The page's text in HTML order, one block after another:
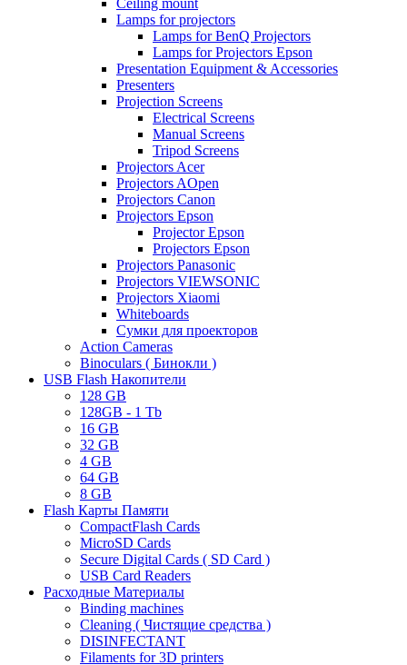
Ceiling mount
Lamps for projectors
Lamps for BenQ Projectors
Lamps for Projectors Epson
Presentation Equipment & Accessories
Presenters
Projection Screens
Electrical Screens
Manual Screens
Tripod Screens
Projectors Acer
Projectors AOpen
Projectors Canon
Projectors Epson
Projector Epson
Projectors Epson
Projectors Panasonic
Projectors VIEWSONIC
Projectors Xiaomi
Whiteboards
Сумки для проекторов
Action Cameras
Binoculars ( Бинокли )
USB Flash Накопители
128 GB
128GB - 1 Tb
16 GB
32 GB
4 GB
64 GB
8 GB
Flash Карты Памяти
CompactFlash Cards
MicroSD Cards
Secure Digital Cards ( SD Card )
USB Card Readers
Расходные Материалы
Binding machines
Cleaning ( Чистящие средства )
DISINFECTANT
Filaments for 3D printers